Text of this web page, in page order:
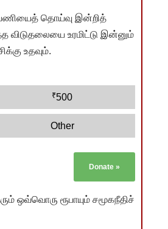
பணியைத் தொய்வு இன்றித்
விடுதலையை உரமிட்டு இன்னும்
உதவும்.
₹500
Other
Donate »
ஒவ்வொரு ரூபாயும் சமூகநீதிச்